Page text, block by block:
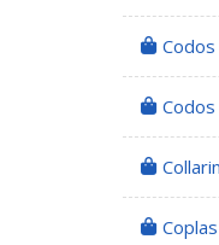
Codos